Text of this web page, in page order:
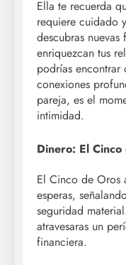
Ella te recuerda
requiere cuidado
descubras
enriquezcan tus
podrías encontrar
conexiones
pareja, es el
intimidad.
Dinero: El
El Cinco de Oros
esperas,
seguridad
atravesaras un
financiera.